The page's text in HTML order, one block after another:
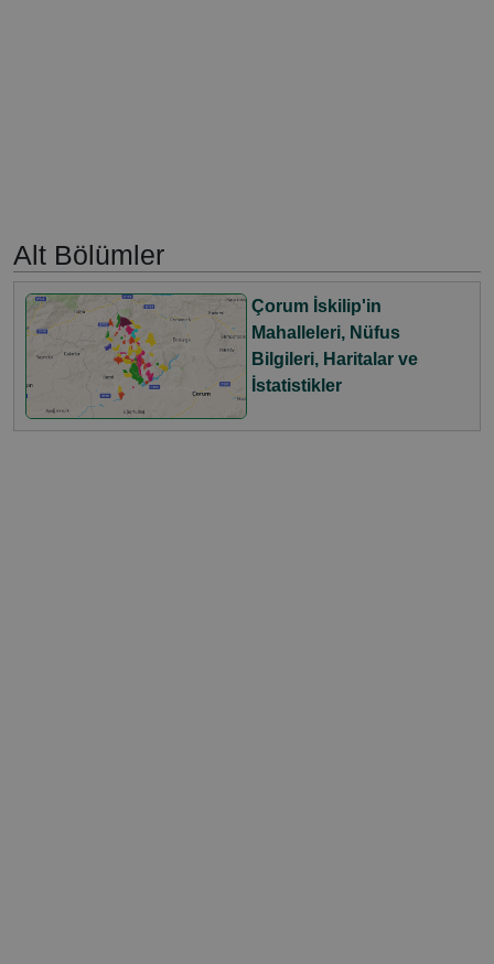
Alt Bölümler
Çorum İskilip'in
Mahalleleri, Nüfus
Bilgileri, Haritalar ve
İstatistikler